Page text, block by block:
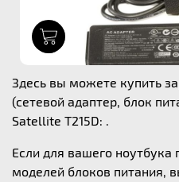
Здесь вы можете купить
(сетевой адаптер, блок
Satellite T215D: .
Если для вашего ноутбука
моделей блоков питания,